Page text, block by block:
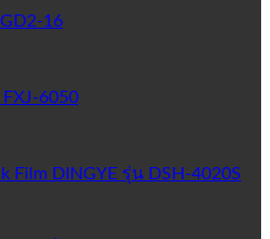
16
6050
Film DINGYE รุ่น DSH-4020S